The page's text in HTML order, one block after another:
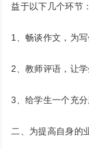
益于以下几个环节：
1、畅谈作文，为
2、教师评语，让
3、给学生一个充
二、为提高自身的